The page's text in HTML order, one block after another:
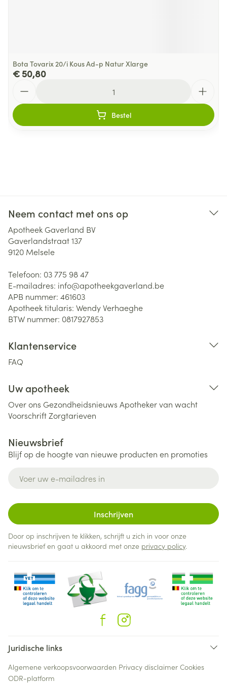
Bota Tovarix 20/i Kous Ad-p Natur Xlarge
€ 50,80
Bestel
Neem contact met ons op
Apotheek Gaverland BV
Gaverlandstraat 137
9120 Melsele
Telefoon: 03 775 98 47
E-mailadres: info@apotheekgaverland.be
APB nummer: 461603
Apotheek titularis: Wendy Verhaeghe
BTW nummer: 0817927853
Klantenservice
FAQ
Uw apotheek
Over ons Gezondheidsnieuws Apotheker van wacht
VoorschriftZorgtarieven
Nieuwsbrief
Blijf op de hoogte van nieuwe producten en promoties
Inschrijven
Door op inschrijven te klikken, schrijft u zich in voor onze
nieuwsbrief en gaat u akkoord met onze privacy policy.
Juridische links
Algemene verkoopsvoorwaarden Privacy disclaimer Cookies
ODR-platform